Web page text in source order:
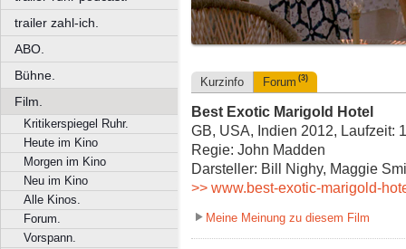
trailer zahl-ich.
ABO.
Bühne.
Film.
Kritikerspiegel Ruhr.
Heute im Kino
Morgen im Kino
Neu im Kino
Alle Kinos.
Forum.
Vorspann.
Kurzinfo Forum (3)
Best Exotic Marigold Hotel
GB, USA, Indien 2012, Laufzeit:
Regie: John Madden
Darsteller: Bill Nighy, Maggie
>> www.best-exotic-marigold-
Meine Meinung zu diesem Film